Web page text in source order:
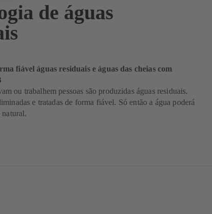
de águas
fiável águas residuais e águas das cheias com
ou trabalhem pessoas são produzidas águas residuais.
e tratadas de forma fiável. Só então a água poderá